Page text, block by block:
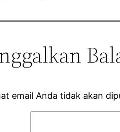
email Anda tidak akan